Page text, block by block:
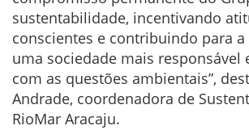
sustentabilidade, incentivando
conscientes e contribuindo para
uma sociedade mais responsável
com as questões ambientais”,
Andrade, coordenadora de
RioMar Aracaju.